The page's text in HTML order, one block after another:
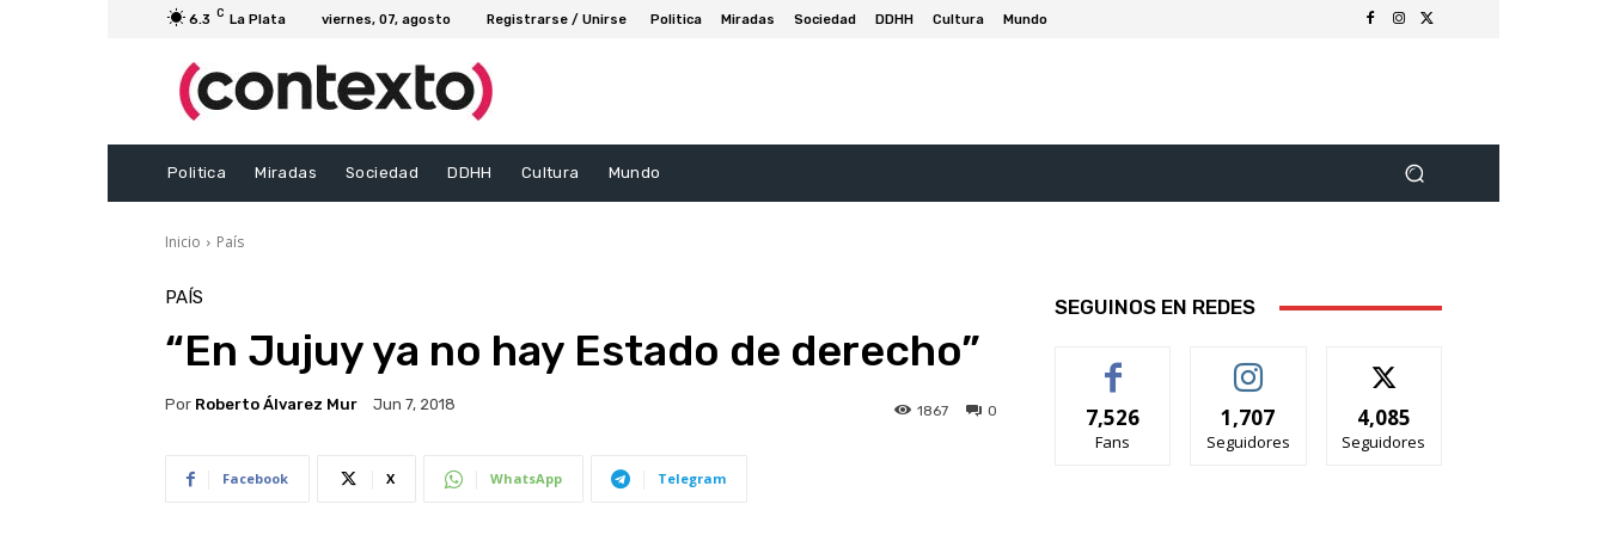
6.3 C La Plata viernes, 07, agosto Registrarse / Unirse Politica Miradas Sociedad DDHH Cultura Mundo
Politica Miradas Sociedad DDHH Cultura Mundo
Inicio País
PAÍS
“En Jujuy ya no hay Estado de derecho”
Por Roberto Álvarez Mur Jun 7, 2018 0
1867
Facebook X WhatsApp Telegram
SEGUINOS EN REDES
7,526
Fans
1,707
Seguidores
4,085
Seguidores